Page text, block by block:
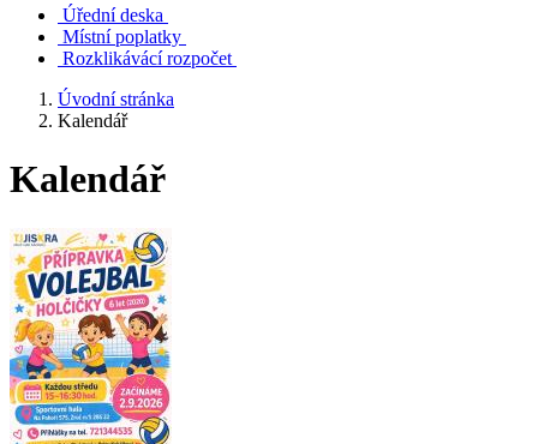
Úřední deska
Místní poplatky
Rozklikávácí rozpočet
Úvodní stránka
Kalendář
Kalendář